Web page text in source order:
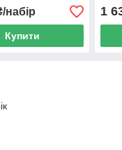
набір
Купити
1